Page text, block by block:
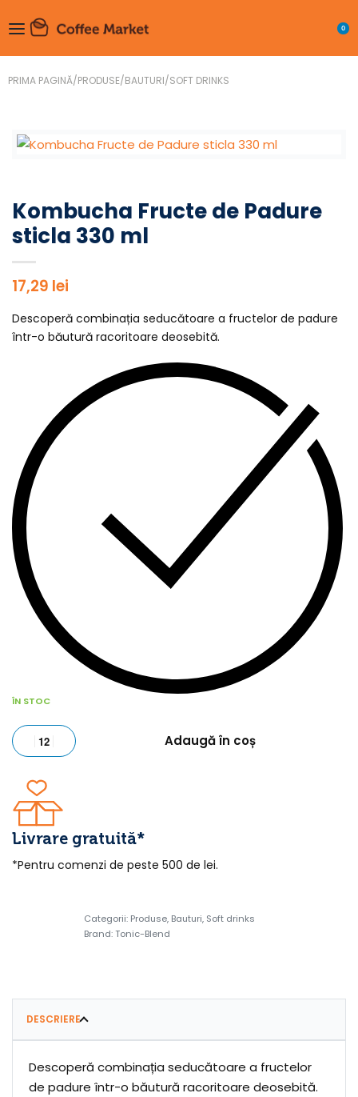
0
PRIMA PAGINĂ/PRODUSE/BAUTURI/SOFT DRINKS
Kombucha Fructe de Padure
sticla 330 ml
17,29 lei
Descoperă combinația seducătoare a fructelor de padure
într-o băutură racoritoare deosebită.
ÎN STOC
Adaugă în coș
Livrare gratuită*
*Pentru comenzi de peste 500 de lei.
Categorii: Produse, Bauturi, Soft drinks
Brand:Tonic-Blend
DESCRIERE
Descoperă combinația seducătoare a fructelor
de padure într-o băutură racoritoare deosebită.